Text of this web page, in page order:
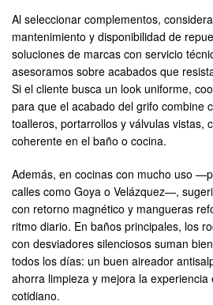
Al seleccionar complementos,
mantenimiento y disponibilidad de
soluciones de marcas con servicio
asesoramos sobre acabados que
Si el cliente busca un look uniforme,
para que el acabado del grifo combine
toalleros, portarrollos y válvulas vistas,
coherente en el baño o cocina.
Además, en cocinas con mucho uso
calles como Goya o Velázquez—,
con retorno magnético y mangueras
ritmo diario. En baños principales, los
con desviadores silenciosos suman
todos los días: un buen aireador
ahorra limpieza y mejora la experiencia
cotidiano.